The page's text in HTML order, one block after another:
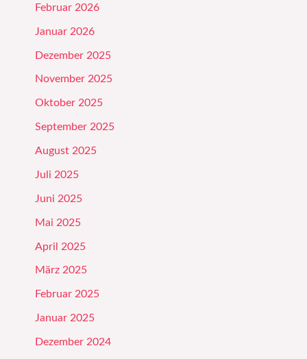
Februar 2026
Januar 2026
Dezember 2025
November 2025
Oktober 2025
September 2025
August 2025
Juli 2025
Juni 2025
Mai 2025
April 2025
März 2025
Februar 2025
Januar 2025
Dezember 2024